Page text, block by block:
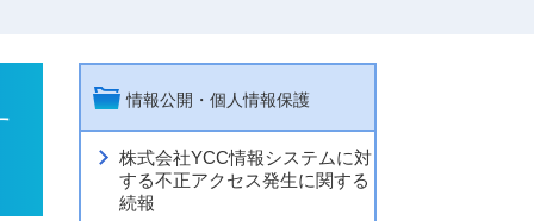
情報公開・個人情報保護
株式会社YCC情報システムに対
する不正アクセス発生に関する
続報